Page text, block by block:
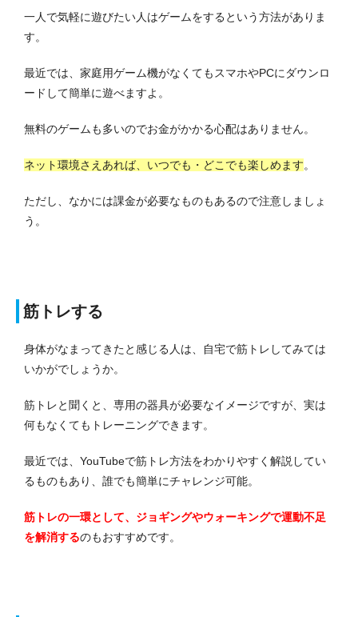
一人で気軽に遊びたい人はゲームをするという方法がありま
す。
最近では、家庭用ゲーム機がなくてもスマホやPCにダウンロ
ードして簡単に遊べますよ。
無料のゲームも多いのでお金がかかる心配はありません。
ネット環境さえあれば、いつでも・どこでも楽しめます。
ただし、なかには課金が必要なものもあるので注意しましょ
う。
筋トレする
身体がなまってきたと感じる人は、自宅で筋トレしてみては
いかがでしょうか。
筋トレと聞くと、専用の器具が必要なイメージですが、実は
何もなくてもトレーニングできます。
最近では、YouTubeで筋トレ方法をわかりやすく解説してい
るものもあり、誰でも簡単にチャレンジ可能。
筋トレの一環として、ジョギングやウォーキングで運動不足
を解消するのもおすすめです。